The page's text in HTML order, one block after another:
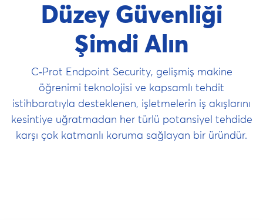
Düzey Güvenliği
Şimdi Alın
C‑Prot Endpoint Security, gelişmiş makine
öğrenimi teknolojisi ve kapsamlı tehdit
istihbaratıyla desteklenen, işletmelerin iş akışlarını
kesintiye uğratmadan her türlü potansiyel tehdide
karşı çok katmanlı koruma sağlayan bir üründür.